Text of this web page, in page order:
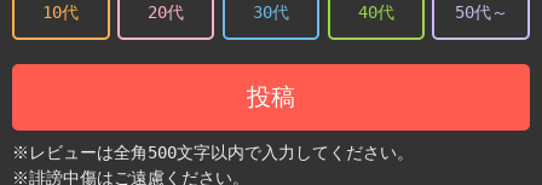
10代 20代 30代 40代 50代～
投稿
※レビューは全角500文字以内で入力してください。
※誹謗中傷はご遠慮ください。